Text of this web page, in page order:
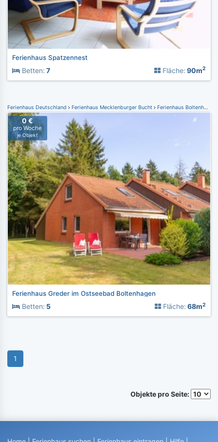
Ferienhaus Spatzennest
Betten: 7 Fläche: 90m2
Ferienhaus Deutschland Ferienhaus Mecklenburger Bucht Ferienhaus Boltenhagen
0 €
pro Woche
je Objekt
Ferienhaus Greder im Ostseebad Boltenhagen
Betten: 5 Fläche: 68m2
1
Objekte pro Seite: